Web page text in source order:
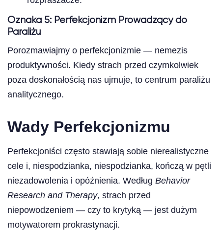
Oznaka 5: Perfekcjonizm Prowadzący do
Paraliżu
Porozmawiajmy o perfekcjonizmie — nemezis
produktywności. Kiedy strach przed czymkolwiek
poza doskonałością nas ujmuje, to centrum paraliżu
analitycznego.
Wady Perfekcjonizmu
Perfekcjoniści często stawiają sobie nierealistyczne
cele i, niespodzianka, niespodzianka, kończą w pętli
niezadowolenia i opóźnienia. Według Behavior
Research and Therapy, strach przed
niepowodzeniem — czy to krytyką — jest dużym
motywatorem prokrastynacji.